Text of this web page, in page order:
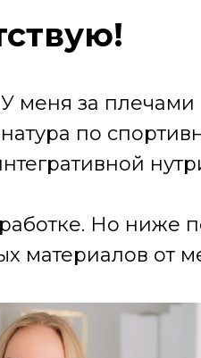
меня за плечами
по
Но ниже
материалов от